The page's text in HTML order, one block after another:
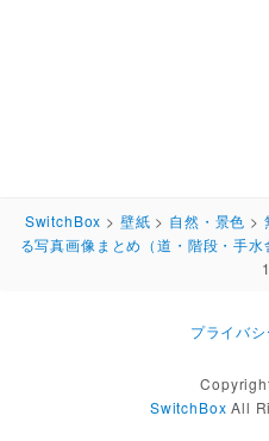
SwitchBox > 壁紙 > 自然・景色 >
る写真画像まとめ（道・階段・手水
1
プライバ
SwitchBox All